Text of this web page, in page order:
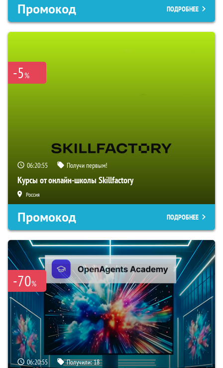
Промокод ПОДРОБНЕЕ
-5%
06:20:54 Получи первым!
Курсы от онлайн-школы Skillfactory
Россия
Промокод ПОДРОБНЕЕ
-70%
06:20:54 Получили:18